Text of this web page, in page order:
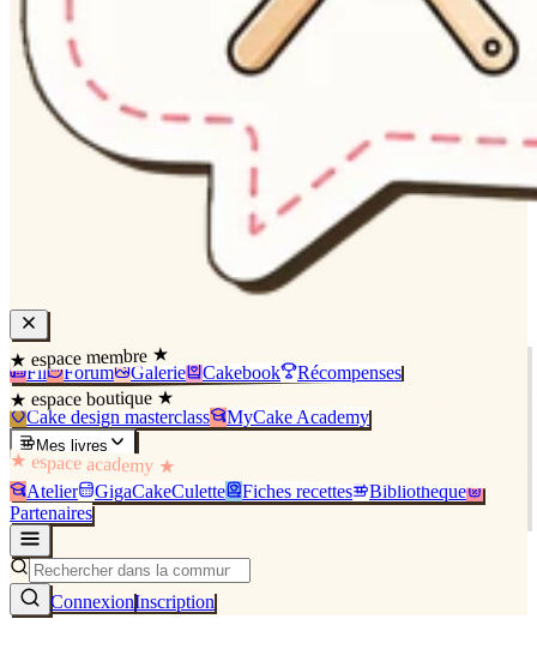
★ espace membre ★
Fil Forum Galerie Cakebook Récompenses
★ espace boutique ★
Cake design masterclass MyCake Academy
Mes livres
★ espace academy ★
Atelier GigaCakeCulette Fiches recettes
Bibliothèque
Partenaires
ConnexionInscription